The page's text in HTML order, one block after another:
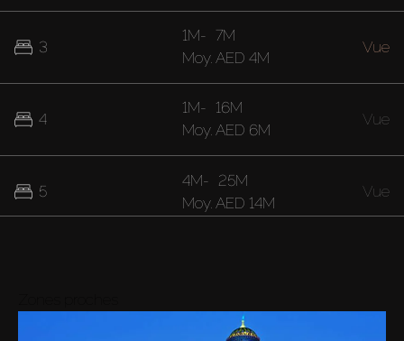
3
4
5
1M- 7M
Moy. AED 4M
Vue
1M- 16M
Moy. AED 6M
Vue
4M- 25M
Moy. AED 14M
Vue